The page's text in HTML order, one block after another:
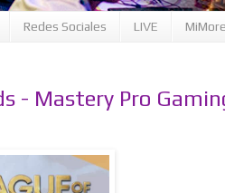
Redes Sociales LIVE
- Mastery Pro